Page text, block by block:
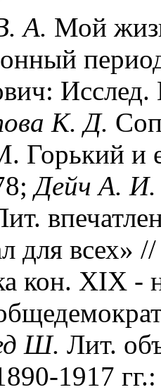
А. Мой
К. Д.
Горький и
Дейч А. И.
для всех»
кон. XIX -
Ш. Лит.
1917